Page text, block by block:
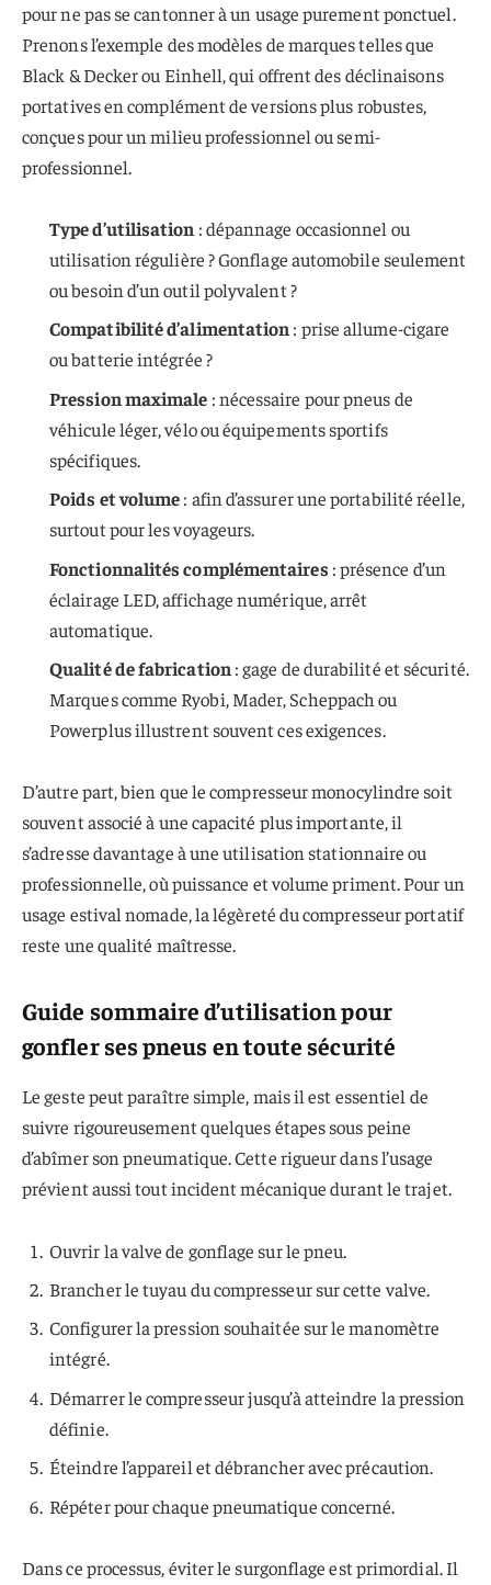
pour ne pas se cantonner à un usage purement ponctuel.
Prenons l’exemple des modèles de marques telles que
Black & Decker ou Einhell, qui offrent des déclinaisons
portatives en complément de versions plus robustes,
conçues pour un milieu professionnel ou semi-
professionnel.
Type d’utilisation : dépannage occasionnel ou
utilisation régulière ? Gonflage automobile seulement
ou besoin d’un outil polyvalent ?
Compatibilité d’alimentation : prise allume-cigare
ou batterie intégrée ?
Pression maximale : nécessaire pour pneus de
véhicule léger, vélo ou équipements sportifs
spécifiques.
Poids et volume: afin d’assurer une portabilité réelle,
surtout pour les voyageurs.
Fonctionnalités complémentaires : présence d’un
éclairage LED, affichage numérique, arrêt
automatique.
Qualité de fabrication : gage de durabilité et sécurité.
Marques comme Ryobi, Mader, Scheppach ou
Powerplus illustrent souvent ces exigences.
D’autre part, bien que le compresseur monocylindre soit
souvent associé à une capacité plus importante, il
s’adresse davantage à une utilisation stationnaire ou
professionnelle, où puissance et volume priment. Pour un
usage estival nomade, la légèreté du compresseur portatif
reste une qualité maîtresse.
Guide sommaire d’utilisation pour
gonfler ses pneus en toute sécurité
Le geste peut paraître simple, mais il est essentiel de
suivre rigoureusement quelques étapes sous peine
d’abîmer son pneumatique. Cette rigueur dans l’usage
prévient aussi tout incident mécanique durant le trajet.
Ouvrir la valve de gonflage sur le pneu.
Brancher le tuyau du compresseur sur cette valve.
Configurer la pression souhaitée sur le manomètre
intégré.
Démarrer le compresseur jusqu’à atteindre la pression
définie.
Éteindre l’appareil et débrancher avec précaution.
Répéter pour chaque pneumatique concerné.
Dans ce processus, éviter le surgonflage est primordial. Il